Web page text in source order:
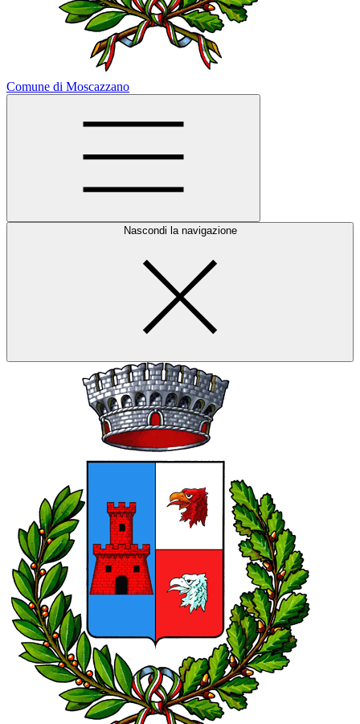
Comune di Moscazzano
Nascondi la navigazione